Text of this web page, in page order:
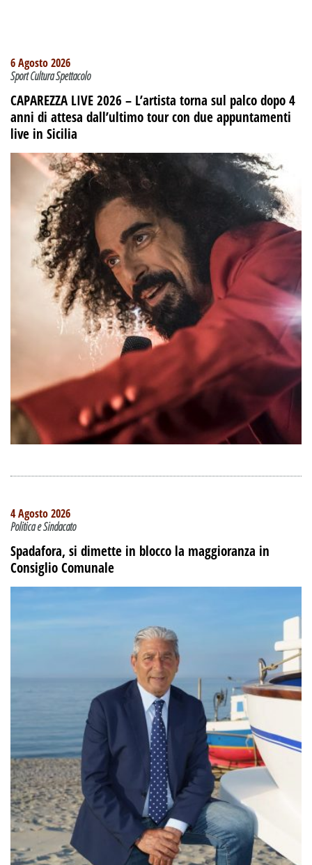
6 Agosto 2026
Sport Cultura Spettacolo
CAPAREZZA LIVE 2026 – L’artista torna sul palco dopo 4
anni di attesa dall’ultimo tour con due appuntamenti
live in Sicilia
4 Agosto 2026
Politica e Sindacato
Spadafora, si dimette in blocco la maggioranza in
Consiglio Comunale